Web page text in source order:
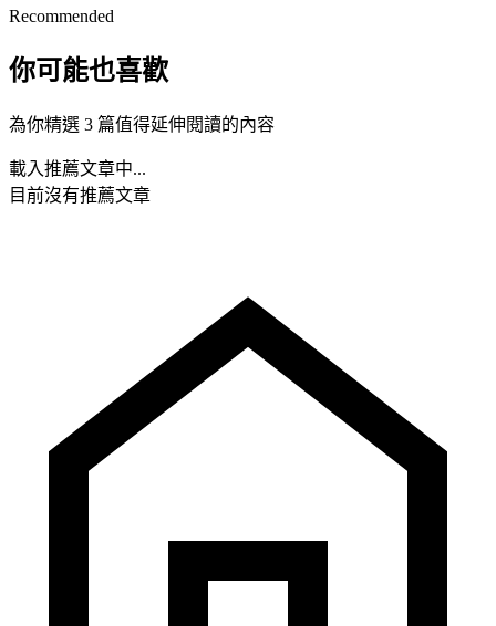
Recommended
你可能也喜歡
為你精選 3 篇值得延伸閱讀的內容
載入推薦文章中...
目前沒有推薦文章